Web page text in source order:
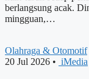
berlangsung acak.
mingguan,…
Olahraga & Otomotif
20 Jul 2026 • iMedia